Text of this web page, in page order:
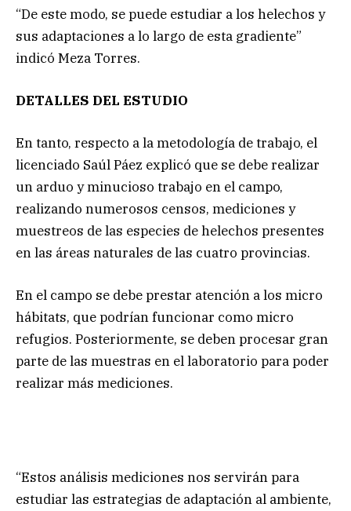
“De este modo, se puede estudiar a los helechos y
sus adaptaciones a lo largo de esta gradiente”
indicó Meza Torres.
DETALLES DEL ESTUDIO
En tanto, respecto a la metodología de trabajo, el
licenciado Saúl Páez explicó que se debe realizar
un arduo y minucioso trabajo en el campo,
realizando numerosos censos, mediciones y
muestreos de las especies de helechos presentes
en las áreas naturales de las cuatro provincias.
En el campo se debe prestar atención a los micro
hábitats, que podrían funcionar como micro
refugios. Posteriormente, se deben procesar gran
parte de las muestras en el laboratorio para poder
realizar más mediciones.
“Estos análisis mediciones nos servirán para
estudiar las estrategias de adaptación al ambiente,